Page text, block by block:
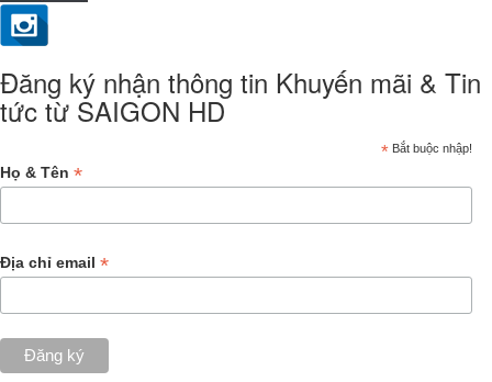
Đăng ký nhận thông tin Khuyến mãi & Tin
tức từ SAIGON HD
* Bắt buộc nhập!
Họ & Tên *
Địa chỉ email *